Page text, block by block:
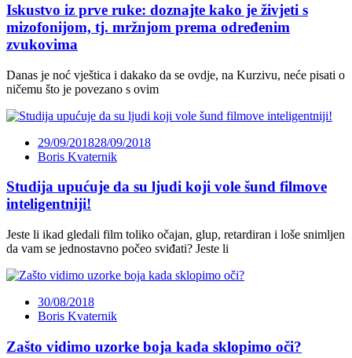
Iskustvo iz prve ruke: doznajte kako je živjeti s
mizofonijom, tj. mržnjom prema određenim
zvukovima
Danas je noć vještica i dakako da se ovdje, na Kurzivu, neće pisati o
ničemu što je povezano s ovim
29/09/201828/09/2018
Boris Kvaternik
Studija upućuje da su ljudi koji vole šund filmove
inteligentniji!
Jeste li ikad gledali film toliko očajan, glup, retardiran i loše snimljen
da vam se jednostavno počeo sviđati? Jeste li
30/08/2018
Boris Kvaternik
Zašto vidimo uzorke boja kada sklopimo oči?